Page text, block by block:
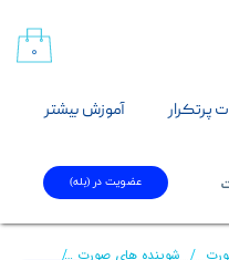
پرتکرار آموزش بیشتر
۰
عضویت در (بله)
شوینده های صورت ژل